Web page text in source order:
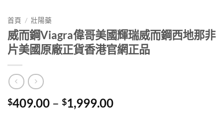
首頁 / 壯陽藥
威而鋼Viagra偉哥美國輝瑞威而鋼西地那非
片美國原廠正貨香港官網正品
$409.00 – $1,999.00Price